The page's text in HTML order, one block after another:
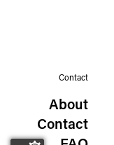
Contact
About
Contact